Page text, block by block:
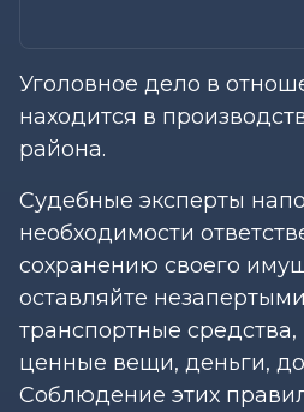
Уголовное дело в
находится в
района.
Судебные эксперты
необходимости
сохранению своего
оставляйте
транспортные
ценные вещи, деньги,
Соблюдение этих